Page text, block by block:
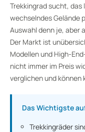
Trekkingrad sucht, das
wechselndes Gelände
Auswahl denn je, aber
Der Markt ist
Modellen und High-
nicht immer im Preis
verglichen und können
Das Wichtigste
Trekkingräder